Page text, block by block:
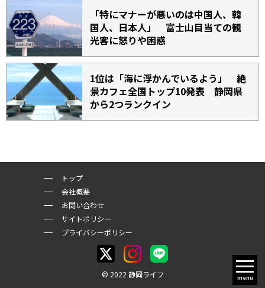
menu
「特にマナーが悪いのは中国人、韓
国人、日本人」 富士山目当ての観
光客に怒りや困惑
1位は「海に浮かんでいるよう」 絶
景カフェ全国トップ10発表 静岡県
から2つランクイン
トップ
会社概要
お問い合わせ
サイトポリシー
プライバシーポリシー
© 2022 静岡ライフ